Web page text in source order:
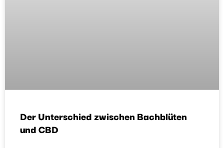
Der Unterschied zwischen Bachblüten
und CBD